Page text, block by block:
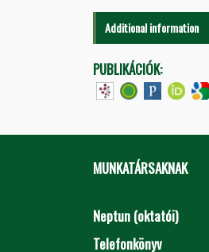
Additional information
PUBLIKÁCIÓK:
MUNKATÁRSAKNAK
Neptun (oktatói)
Telefonkönyv